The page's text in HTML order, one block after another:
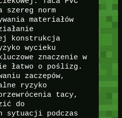
szereg norm
materiałów
konstrukcja
wycieku
znaczenie w
łatwo o poślizg.
zaczepów,
ryzyko
tacy,
do
sytuacji podczas